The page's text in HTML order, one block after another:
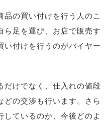
の買い付けを行う人のこ
ら足を運び、お店で販売す
い付けを行うのがバイヤー
だけでなく、仕入れの値段
の交渉も行います。さら
ているのか、今後どのよ